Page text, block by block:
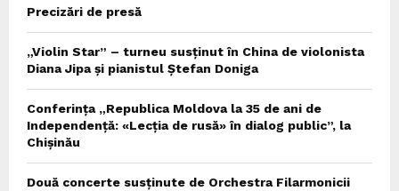
Precizări de presă
„Violin Star” – turneu susținut în China de violonista
Diana Jipa și pianistul Ștefan Doniga
Conferința „Republica Moldova la 35 de ani de
Independență: «Lecția de rusă» în dialog public”, la
Chișinău
Două concerte susținute de Orchestra Filarmonicii